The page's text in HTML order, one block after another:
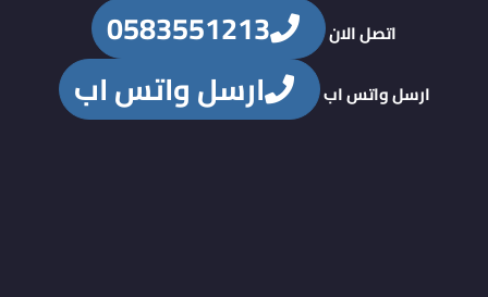
اتصل الان 0583551213
ارسل واتس اب ارسل واتس اب